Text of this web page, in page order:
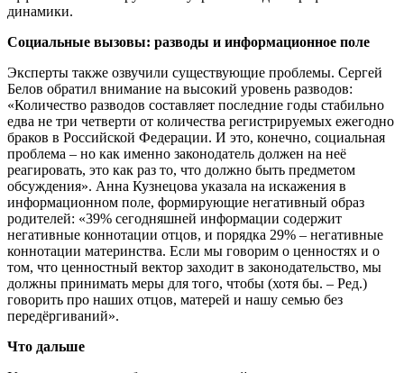
динамики.
Социальные вызовы: разводы и информационное поле
Эксперты также озвучили существующие проблемы. Сергей
Белов обратил внимание на высокий уровень разводов:
«Количество разводов составляет последние годы стабильно
едва не три четверти от количества регистрируемых ежегодно
браков в Российской Федерации. И это, конечно, социальная
проблема – но как именно законодатель должен на неё
реагировать, это как раз то, что должно быть предметом
обсуждения». Анна Кузнецова указала на искажения в
информационном поле, формирующие негативный образ
родителей: «39% сегодняшней информации содержит
негативные коннотации отцов, и порядка 29% – негативные
коннотации материнства. Если мы говорим о ценностях и о
том, что ценностный вектор заходит в законодательство, мы
должны принимать меры для того, чтобы (хотя бы. – Ред.)
говорить про наших отцов, матерей и нашу семью без
передёргиваний».
Что дальше